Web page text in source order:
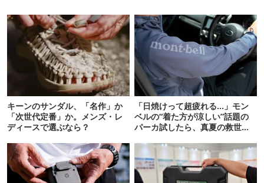
キーンのサンダル、「名作」か
「次世代定番」か。メンズ・レ
ディースで選ぶなら？
「日焼けって超疲れる…」モン
ベルの“着た方が涼しい”話題の
パーカ試したら、真夏の救世主